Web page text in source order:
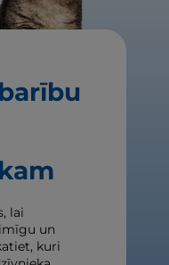
lai
un
kuri